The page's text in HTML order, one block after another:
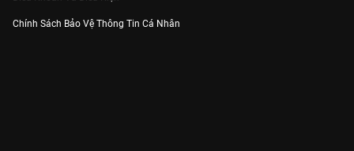
Chính Sách Bảo Vệ Thông Tin Cá Nhân